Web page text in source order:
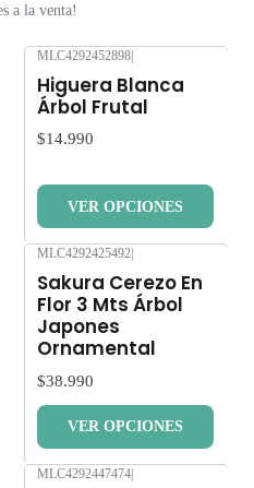
a la venta!
MLC4292452898|
Higuera Blanca
Árbol Frutal
$14.990
VER OPCIONES
MLC4292425492
Sakura Cerezo En
Flor 3 Mts Árbol
Japones
Ornamental
$38.990
VER OPCIONES
MLC4292447474|